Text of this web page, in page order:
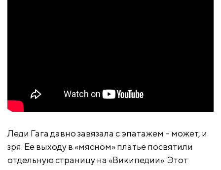
Леди Гага давно завязала с эпатажем – может, и
зря. Ее выходу в «мясном» платье посвятили
отдельную страницу на «Википедии». Этот